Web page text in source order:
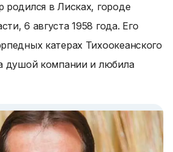
родился в Лисках, городе
6 августа 1958 года. Его
катерах Тихоокеанского
душой компании и любила